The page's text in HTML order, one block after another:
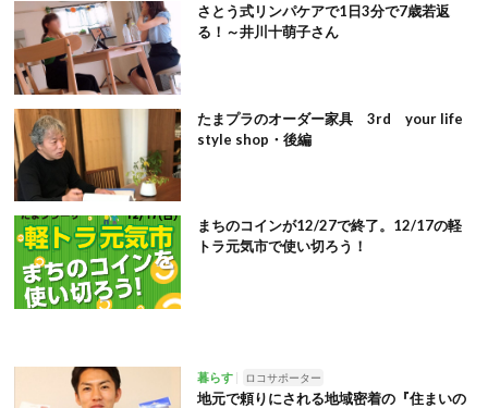
さとう式リンパケアで1日3分で7歳若返
る！～井川十萌子さん
たまプラのオーダー家具 3rd your life
style shop・後編
まちのコインが12/27で終了。12/17の軽
トラ元気市で使い切ろう！
暮らす ロコサポーター
地元で頼りにされる地域密着の『住まいの